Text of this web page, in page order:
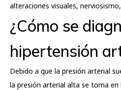
alteraciones visuales,
¿Cómo se
hipertensión
Debido a que la presión arterial
la presión arterial alta se toma